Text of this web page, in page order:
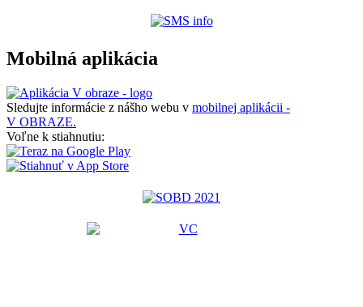
Mobilná aplikácia
Sledujte informácie z nášho webu v mobilnej aplikácii -
V OBRAZE.
Voľne k stiahnutiu: